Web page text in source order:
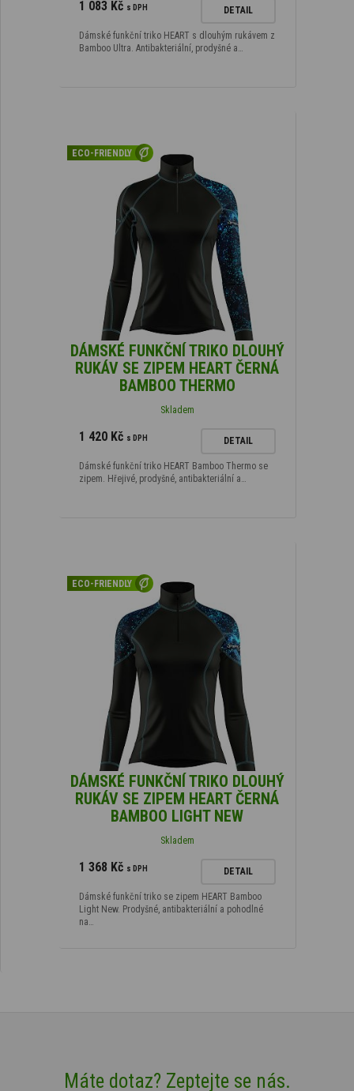
1 083 Kč s DPH DETAIL
Dámské funkční triko HEART s dlouhým rukávem z
Bamboo Ultra. Antibakteriální, prodyšné a…
ECO-FRIENDLY
DÁMSKÉ FUNKČNÍ TRIKO DLOUHÝ
RUKÁV SE ZIPEM HEART ČERNÁ
BAMBOO THERMO
Skladem
1 420 Kč s DPH DETAIL
Dámské funkční triko HEART Bamboo Thermo se
zipem. Hřejivé, prodyšné, antibakteriální a…
ECO-FRIENDLY
DÁMSKÉ FUNKČNÍ TRIKO DLOUHÝ
RUKÁV SE ZIPEM HEART ČERNÁ
BAMBOO LIGHT NEW
Skladem
1 368 Kč s DPH DETAIL
Dámské funkční triko se zipem HEART Bamboo
Light New. Prodyšné, antibakteriální a pohodlné
na…
Máte dotaz? Zeptejte se nás.